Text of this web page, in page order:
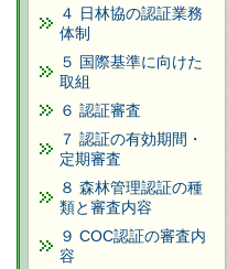
４ 日林協の認証業務
体制
５ 国際基準に向けた
取組
６ 認証審査
７ 認証の有効期間・
定期審査
８ 森林管理認証の種
類と審査内容
９ COC認証の審査内
容